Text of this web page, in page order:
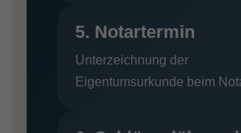
5. Notartermin
Unterzeichnung der
Eigentumsurkunde beim